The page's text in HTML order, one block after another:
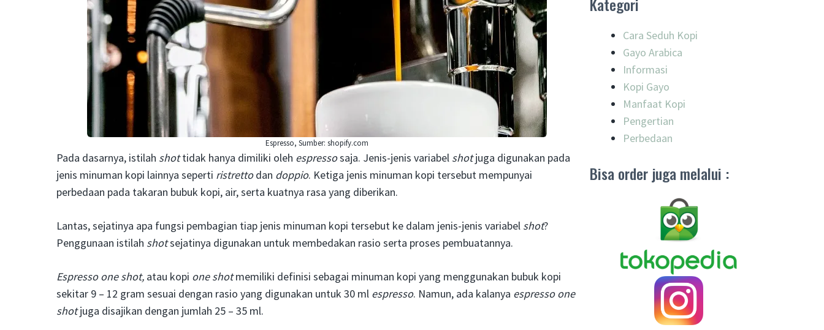
Espresso, Sumber: shopify.com
Pada dasarnya, istilah shottidak hanya dimiliki oleh espressosaja. Jenis-jenis variabel shotjuga digunakan pada
jenis minuman kopi lainnya seperti ristrettodan doppio. Ketiga jenis minuman kopi tersebut mempunyai
perbedaan pada takaran bubuk kopi, air, serta kuatnya rasa yang diberikan.
Lantas, sejatinya apa fungsi pembagian tiap jenis minuman kopi tersebut ke dalam jenis-jenis variabel shot?
Penggunaan istilah shotsejatinya digunakan untuk membedakan rasio serta proses pembuatannya.
Espresso one shot, atau kopi one shotmemiliki definisi sebagai minuman kopi yang menggunakan bubuk kopi
sekitar 9 – 12 gram sesuai dengan rasio yang digunakan untuk 30 ml espresso. Namun, ada kalanya espresso one
shotjuga disajikan dengan jumlah 25 – 35 ml.
Cara Seduh Kopi
Gayo Arabica
Informasi
Kopi Gayo
Manfaat Kopi
Pengertian
Perbedaan
Bisa order juga melalui :